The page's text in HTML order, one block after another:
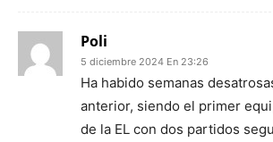
Poli
5 diciembre 2024 En 23:26
Ha habido semanas
anterior, siendo el primer
de la EL con dos partidos